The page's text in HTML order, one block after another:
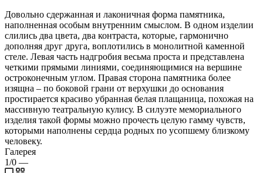
Довольно сдержанная и лаконичная форма памятника,
наполненная особым внутренним смыслом. В одном изделии
слились два цвета, два контраста, которые, гармонично
дополняя друг друга, воплотились в монолитной каменной
стеле. Левая часть надгробия весьма проста и представлена
четкими прямыми линиями, соединяющимися на вершине
остроконечным углом. Правая сторона памятника более
изящна – по боковой грани от верхушки до основания
простирается красиво убранная белая плащаница, похожая на
массивную театральную кулису. В силуэте мемориального
изделия такой формы можно прочесть целую гамму чувств,
которыми наполнены сердца родных по усопшему близкому
человеку.
Галерея
1/0 —